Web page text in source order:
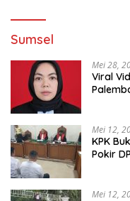
Sumsel
Mei 28,
Viral
Mei 12,
KPK
Pokir
Mei 12,